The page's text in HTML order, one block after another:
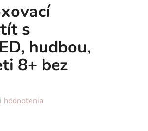
s
hudbou,
8+ bez
hodnotenia